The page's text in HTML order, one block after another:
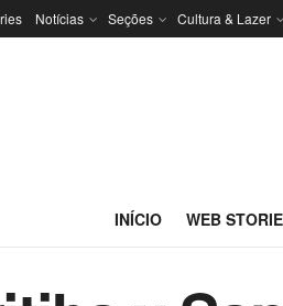
Notícias Seções Cultura & Lazer
INÍCIO WEB